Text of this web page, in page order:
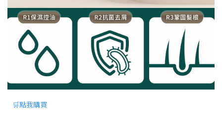
🛒點我購買